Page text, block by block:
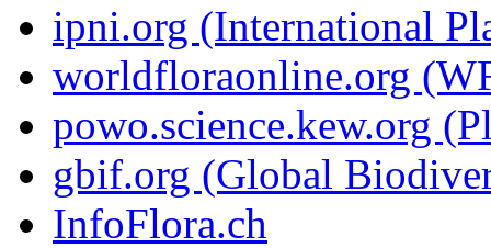
ipni.org (International
worldfloraonline.org
powo.science.kew.org
gbif.org (Global
InfoFlora.ch